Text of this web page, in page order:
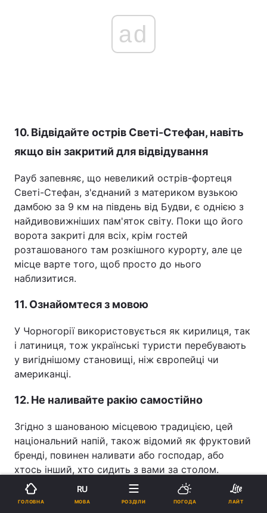
ad
10. Відвідайте острів Светі-Стефан, навіть
якщо він закритий для відвідування
Рауб запевняє, що невеликий острів-фортеця
Светі-Стефан, з'єднаний з материком вузькою
дамбою за 9 км на південь від Будви, є однією з
найдивовижніших пам'яток світу. Поки що його
ворота закриті для всіх, крім гостей
розташованого там розкішного курорту, але це
місце варте того, щоб просто до нього
наблизитися.
11. Ознайомтеся з мовою
У Чорногорії використовується як кирилиця, так
і латиниця, тож українські туристи перебувають
у вигіднішому становищі, ніж європейці чи
американці.
12. Не наливайте ракію самостійно
Згідно з шанованою місцевою традицією, цей
національний напій, також відомий як фруктовий
бренді, повинен наливати або господар, або
хтось інший, хто сидить з вами за столом.
13. Одягайтеся скромно в мечетях
ГОЛОВНА
RU
МОВА РОЗДІЛИ ПОГОДА ЛАЙТ